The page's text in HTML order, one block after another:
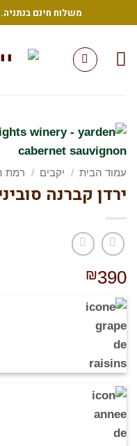
משלוח חינם בנתניה. לכל
עמוד הבית / יקבים / רמת
ירדן קברנה סוביניון –
₪390